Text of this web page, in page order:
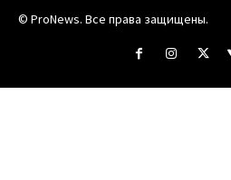
© ProNews. Все права защищены.